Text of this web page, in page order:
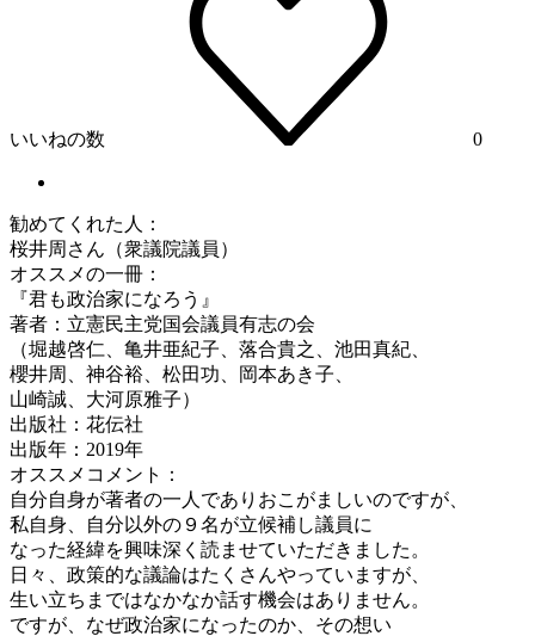
いいねの数 0
勧めてくれた人：
桜井周さん（衆議院議員）
オススメの一冊：
『君も政治家になろう』
著者： 立憲民主党国会議員有志の会
（堀越啓仁、亀井亜紀子、落合貴之、池田真紀、
櫻井周、神谷裕、松田功、岡本あき子、
山崎誠、大河原雅子）
出版社：花伝社
出版年：2019年
オススメコメント：
自分自身が著者の一人でありおこがましいのですが、
私自身、自分以外の９名が立候補し議員に
なった経緯を興味深く読ませていただきました。
日々、政策的な議論はたくさんやっていますが、
生い立ちまではなかなか話す機会はありません。
ですが、なぜ政治家になったのか、その想い